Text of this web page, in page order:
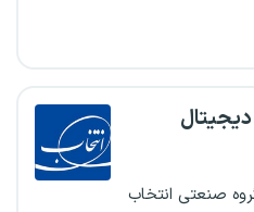
صنعتی انتخاب